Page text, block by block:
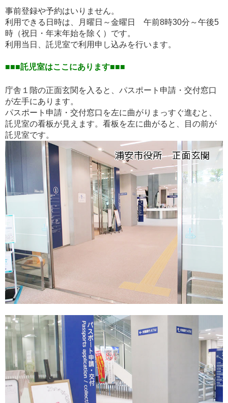
事前登録や予約はいりません。
利用できる日時は、月曜日～金曜日 午前8時30分～午後5
時（祝日・年末年始を除く）です。
利用当日、託児室で利用申し込みを行います。
■■■託児室はここにあります■■■
庁舎１階の正面玄関を入ると、パスポート申請・交付窓口
が左手にあります。
パスポート申請・交付窓口を左に曲がりまっすぐ進むと、
託児室の看板が見えます。看板を左に曲がると、目の前が
託児室です。